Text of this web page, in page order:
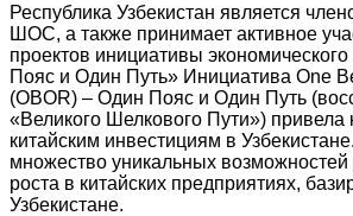
Республика Узбекистан является
ШОС, а также принимает активное
проектов инициативы
Пояс и Один Путь» Инициатива One
(OBOR) – Один Пояс и Один Путь
«Великого Шелкового Пути»)
китайским инвестициям в
множество уникальных возможностей
роста в китайских предприятиях,
Узбекистане.